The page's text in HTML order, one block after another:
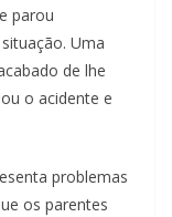
parou
Uma
de lhe
o acidente e
problemas
os parentes